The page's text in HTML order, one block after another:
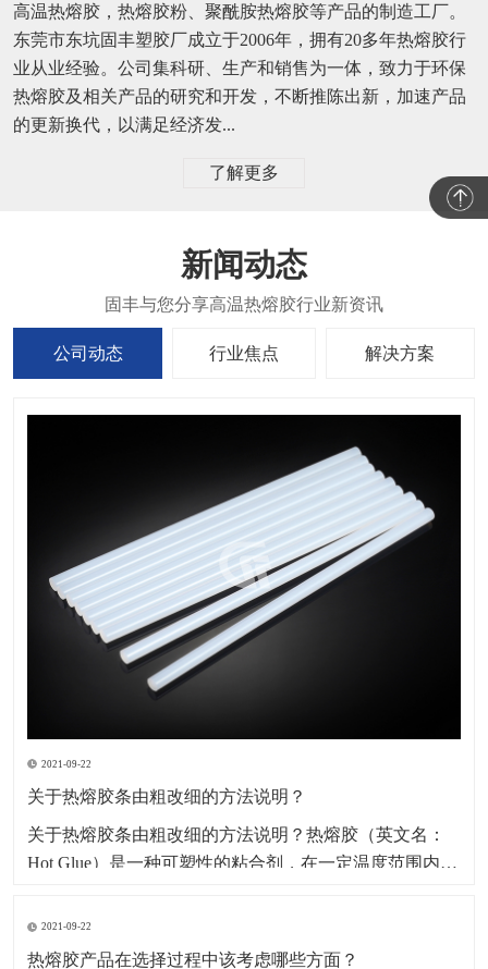
高温热熔胶，热熔胶粉、聚酰胺热熔胶等产品的制造工厂。
东莞市东坑固丰塑胶厂成立于2006年，拥有20多年热熔胶行
业从业经验。公司集科研、生产和销售为一体，致力于环保
热熔胶及相关产品的研究和开发，不断推陈出新，加速产品
的更新换代，以满足经济发...
了解更多
新闻动态
公司动态 行业焦点 解决方案
2021-09-22
关于热熔胶条由粗改细的方法说明？
​关于热熔胶条由粗改细的方法说明？热熔胶（英文名：
Hot Glue）是一种可塑性的粘合剂，在一定温度范围内其
无味，属环保型化学产品。因其产品本身系固体，便于
包装、运输、存储、无溶剂、无污染、无毒型；以及生
2021-09-22
热熔胶产品在选择过程中该考虑哪些方面？